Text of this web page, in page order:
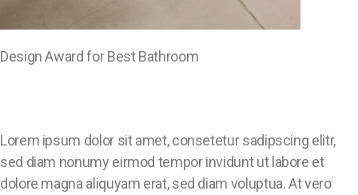
Design Award for Best Bathroom
Lorem ipsum dolor sit amet, consetetur sadipscing elitr,
sed diam nonumy eirmod tempor invidunt ut labore et
dolore magna aliquyam erat, sed diam voluptua. At vero